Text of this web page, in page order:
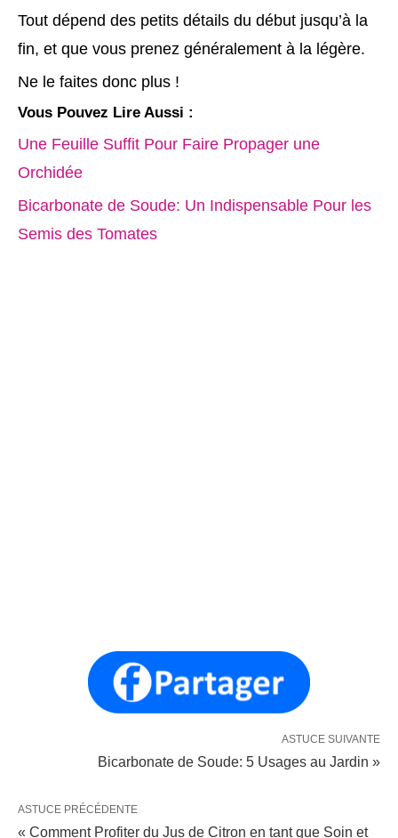
Tout dépend des petits détails du début jusqu’à la
fin, et que vous prenez généralement à la légère.
Ne le faites donc plus !
Vous Pouvez Lire Aussi :
Une Feuille Suffit Pour Faire Propager une
Orchidée
Bicarbonate de Soude: Un Indispensable Pour les
Semis des Tomates
ASTUCE SUIVANTE
Bicarbonate de Soude: 5 Usages au Jardin »
ASTUCE PRÉCÉDENTE
« Comment Profiter du Jus de Citron en tant que Soin et